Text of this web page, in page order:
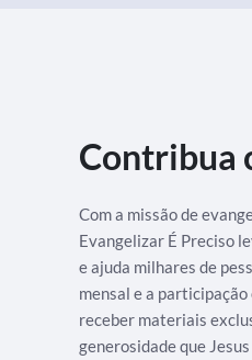
Contribua
Com a missão de
Evangelizar É Preciso
e ajuda milhares de
mensal e a participação
receber materiais
generosidade que